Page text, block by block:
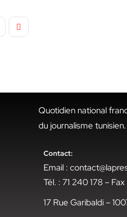
Quotidien national
du journalisme
Contact:
Email :
Tél. : 71 240 178 –
17 Rue Garibaldi –